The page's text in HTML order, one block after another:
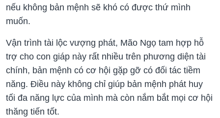
nếu không bản mệnh sẽ khó có được thứ mình
muốn.
Vận trình tài lộc vượng phát, Mão Ngọ tam hợp hỗ
trợ cho con giáp này rất nhiều trên phương diện tài
chính, bản mệnh có cơ hội gặp gỡ có đối tác tiềm
năng. Điều này không chỉ giúp bản mệnh phát huy
tối đa năng lực của mình mà còn nắm bắt mọi cơ hội
thăng tiến tốt.